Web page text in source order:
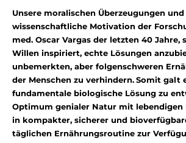
Unsere moralischen Überzeugungen und
wissenschaftliche Motivation der
med. Oscar Vargas der letzten 40 Jahre,
Willen inspiriert, echte Lösungen
unbemerkten, aber folgenschweren
der Menschen zu verhindern.Somit galt
fundamentale biologische Lösung zu
Optimum genialer Natur mit lebendigen
in kompakter, sicherer und
täglichen Ernährungsroutine zur